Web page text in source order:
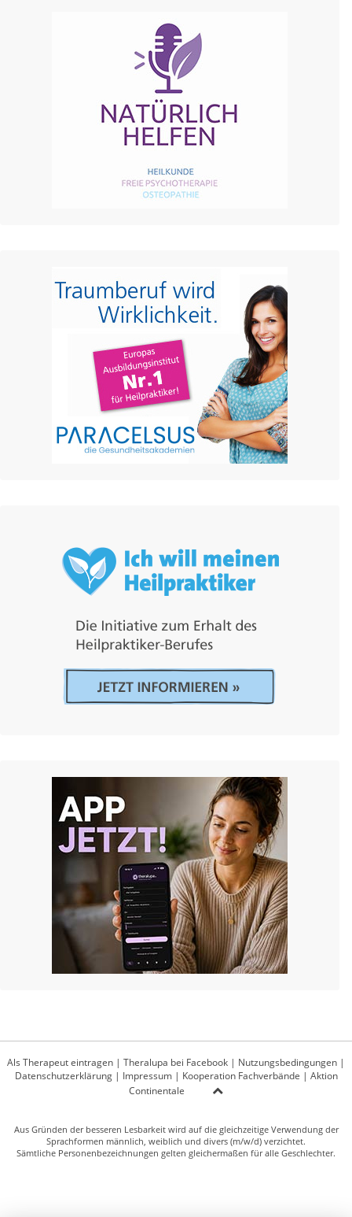
Als Therapeut eintragen | Theralupa bei Facebook | Nutzungsbedingungen |
Datenschutzerklärung| Impressum| Kooperation Fachverbände | Aktion
Continentale
Aus Gründen der besseren Lesbarkeit wird auf die gleichzeitige Verwendung der
Sprachformen männlich, weiblich und divers (m/w/d) verzichtet.
Sämtliche Personenbezeichnungen gelten gleichermaßen für alle Geschlechter.